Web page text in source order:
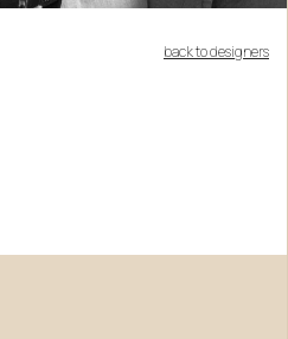
back to designers